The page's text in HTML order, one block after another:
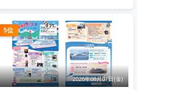
5位
2026年08月07日(金)